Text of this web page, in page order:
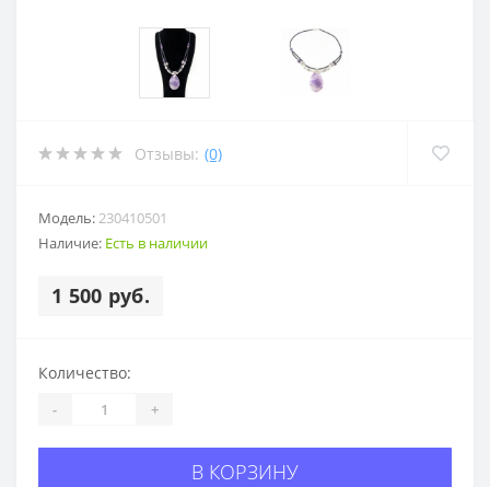
Отзывы: (0)
Модель:230410501
Наличие: Есть в наличии
1 500 руб.
Количество:
- +
В КОРЗИНУ